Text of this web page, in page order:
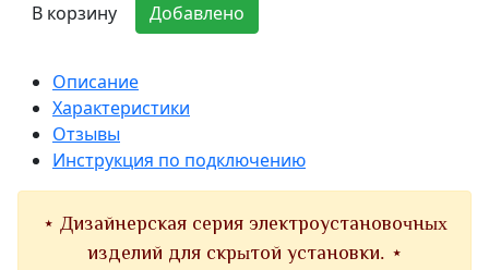
В корзину Добавлено
Описание
Характеристики
Отзывы
Инструкция по подключению
⋆ Дизайнерская серия электроустановочных
изделий для скрытой установки. ⋆